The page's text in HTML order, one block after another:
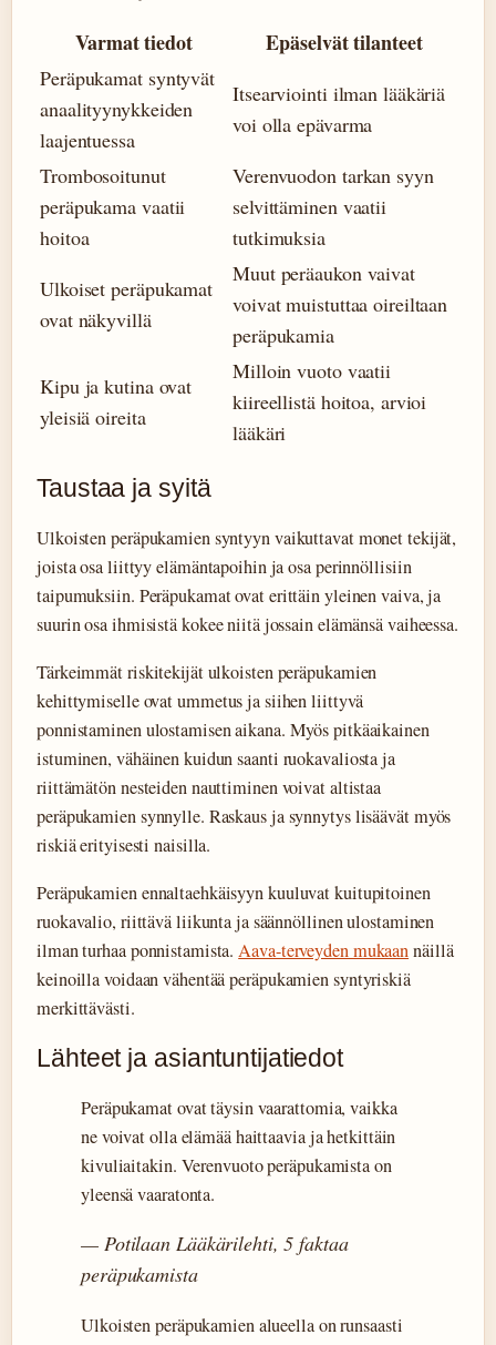
Varmat tiedot Epäselvät tilanteet
Peräpukamat syntyvät
anaalityynykkeiden
laajentuessa
Itsearviointi ilman lääkäriä
voi olla epävarma
Trombosoitunut
peräpukama vaatii
hoitoa
Verenvuodon tarkan syyn
selvittäminen vaatii
tutkimuksia
Ulkoiset peräpukamat
ovat näkyvillä
Muut peräaukon vaivat
voivat muistuttaa oireiltaan
peräpukamia
Kipu ja kutina ovat
yleisiä oireita
Milloin vuoto vaatii
kiireellistä hoitoa, arvioi
lääkäri
Taustaa ja syitä
Ulkoisten peräpukamien syntyyn vaikuttavat monet tekijät,
joista osa liittyy elämäntapoihin ja osa perinnöllisiin
taipumuksiin. Peräpukamat ovat erittäin yleinen vaiva, ja
suurin osa ihmisistä kokee niitä jossain elämänsä vaiheessa.
Tärkeimmät riskitekijät ulkoisten peräpukamien
kehittymiselle ovat ummetus ja siihen liittyvä
ponnistaminen ulostamisen aikana. Myös pitkäaikainen
istuminen, vähäinen kuidun saanti ruokavaliosta ja
riittämätön nesteiden nauttiminen voivat altistaa
peräpukamien synnylle. Raskaus ja synnytys lisäävät myös
riskiä erityisesti naisilla.
Peräpukamien ennaltaehkäisyyn kuuluvat kuitupitoinen
ruokavalio, riittävä liikunta ja säännöllinen ulostaminen
ilman turhaa ponnistamista.Aava-terveyden mukaannäillä
keinoilla voidaan vähentää peräpukamien syntyriskiä
merkittävästi.
Lähteet ja asiantuntijatiedot
Peräpukamat ovat täysin vaarattomia, vaikka
ne voivat olla elämää haittaavia ja hetkittäin
kivuliaitakin. Verenvuoto peräpukamista on
yleensä vaaratonta.
— Potilaan Lääkärilehti, 5 faktaa
peräpukamista
Ulkoisten peräpukamien alueella on runsaasti